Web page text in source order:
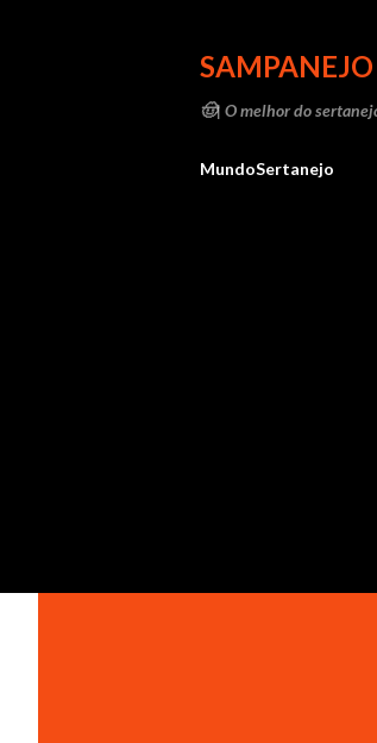
SAMPANEJO
🤠| O melhor do
MundoSertanejo